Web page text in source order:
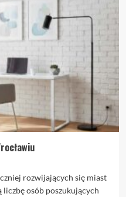
rozwijających się miast
liczbę osób poszukujących